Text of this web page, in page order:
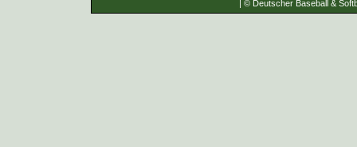
| © Deutscher Baseball &